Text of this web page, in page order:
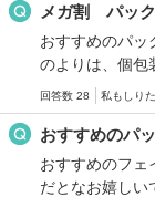
メガ割 パック
おすすめのパッ
のよりは、個包
回答数 28 私もしり
おすすめのパ
おすすめのフェ
だとなお嬉しい